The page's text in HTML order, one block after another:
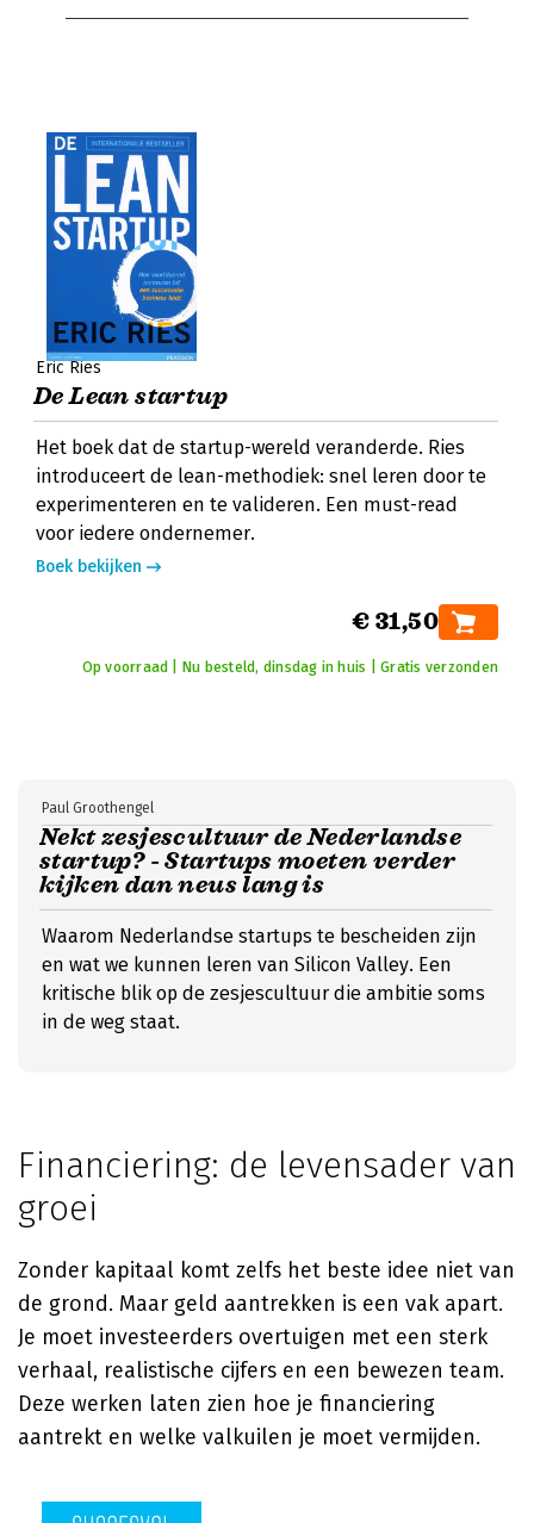
Eric Ries
De Lean startup
Het boek dat de startup-wereld veranderde. Ries
introduceert de lean-methodiek: snel leren door te
experimenteren en te valideren. Een must-read
voor iedere ondernemer.
Boek bekijken
€ 31,50
Op voorraad | Nu besteld, dinsdag in huis | Gratis verzonden
Nekt zesjescultuur de Nederlandse
startup? - Startups moeten verder
kijken dan neus lang is
Paul Groothengel
Waarom Nederlandse startups te bescheiden zijn
en wat we kunnen leren van Silicon Valley. Een
kritische blik op de zesjescultuur die ambitie soms
in de weg staat.
Financiering: de levensader van
groei
Zonder kapitaal komt zelfs het beste idee niet van
de grond. Maar geld aantrekken is een vak apart.
Je moet investeerders overtuigen met een sterk
verhaal, realistische cijfers en een bewezen team.
Deze werken laten zien hoe je financiering
aantrekt en welke valkuilen je moet vermijden.